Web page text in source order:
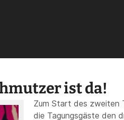
ist da!
Zum Start des zweiten
die Tagungsgäste den